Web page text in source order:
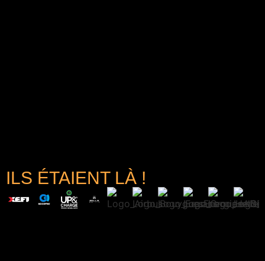
ILS ÉTAIENT LÀ !